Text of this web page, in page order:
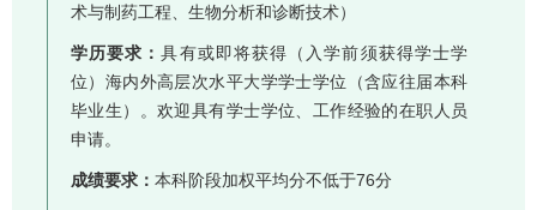
术与制药工程、生物分析和诊断技术）
学历要求：具有或即将获得（入学前须获得学士学
位）海内外高层次水平大学学士学位（含应往届本科
毕业生）。欢迎具有学士学位、工作经验的在职人员
申请。
成绩要求： 本科阶段加权平均分不低于76分